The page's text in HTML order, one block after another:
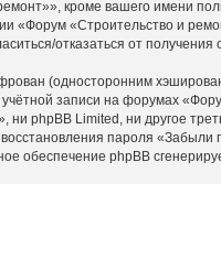
кроме вашего имени
«Форум «Строительство и
отказаться от
(односторонним
записи на форумах
ни phpBB Limited, ни другое
пароля
обеспечение phpBB